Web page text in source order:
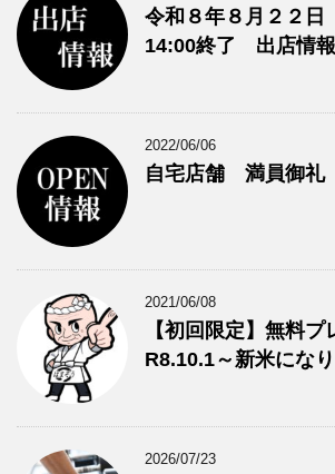
令和８年８月２２
14:00終了 出店情報
2022/06/06
自宅店舗 満員御礼
2021/06/08
【初回限定】無料プ
R8.10.1～新米にな
2026/07/23